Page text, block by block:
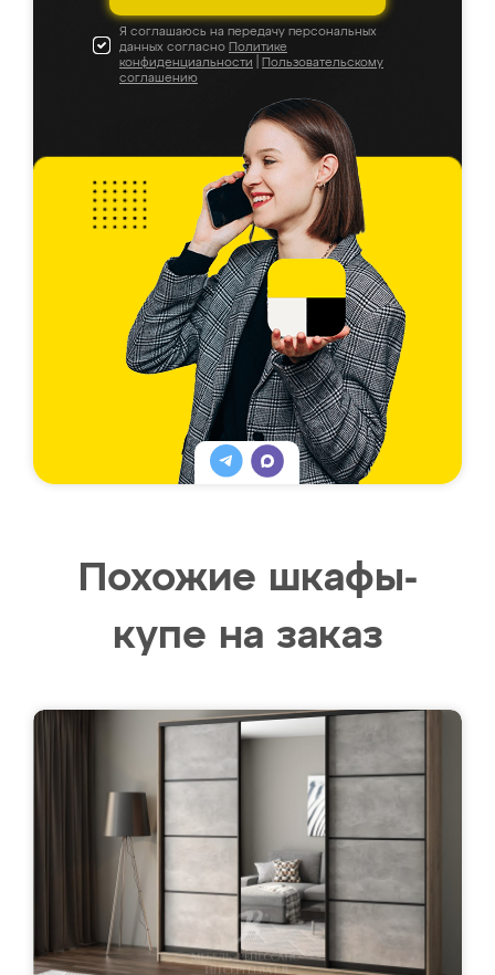
Я соглашаюсь на передачу персональных
данных согласно Политике
конфиденциальности
Пользовательскому
соглашению
Похожие шкафы-
купе на заказ